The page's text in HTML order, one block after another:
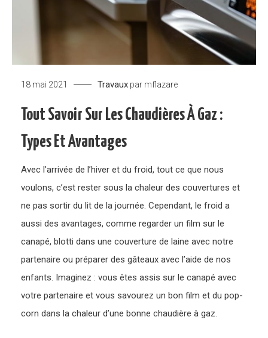
18 mai 2021 Travaux par mflazare
Tout Savoir Sur Les Chaudières À Gaz :
Types Et Avantages
Avec l’arrivée de l’hiver et du froid, tout ce que nous
voulons, c’est rester sous la chaleur des couvertures et
ne pas sortir du lit de la journée. Cependant, le froid a
aussi des avantages, comme regarder un film sur le
canapé, blotti dans une couverture de laine avec notre
partenaire ou préparer des gâteaux avec l’aide de nos
enfants. Imaginez : vous êtes assis sur le canapé avec
votre partenaire et vous savourez un bon film et du pop-
corn dans la chaleur d’une bonne chaudière à gaz.